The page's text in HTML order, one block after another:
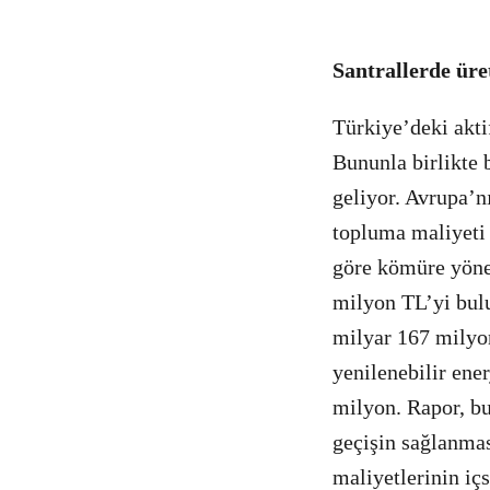
Santrallerde
Türkiye’deki
Bununla birlikte
geliyor.
topluma
göre kömüre
milyon TL’yi
milyar 167
yenilenebilir
milyon. Rapor,
geçişin
maliyetlerinin